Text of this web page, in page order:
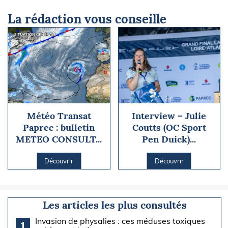
La rédaction vous conseille
Météo Transat
Paprec : bulletin
METEO CONSULT...
Découvrir
Interview – Julie
Coutts (OC Sport
Pen Duick)...
Découvrir
Les articles les plus consultés
1
Invasion de physalies : ces méduses toxiques